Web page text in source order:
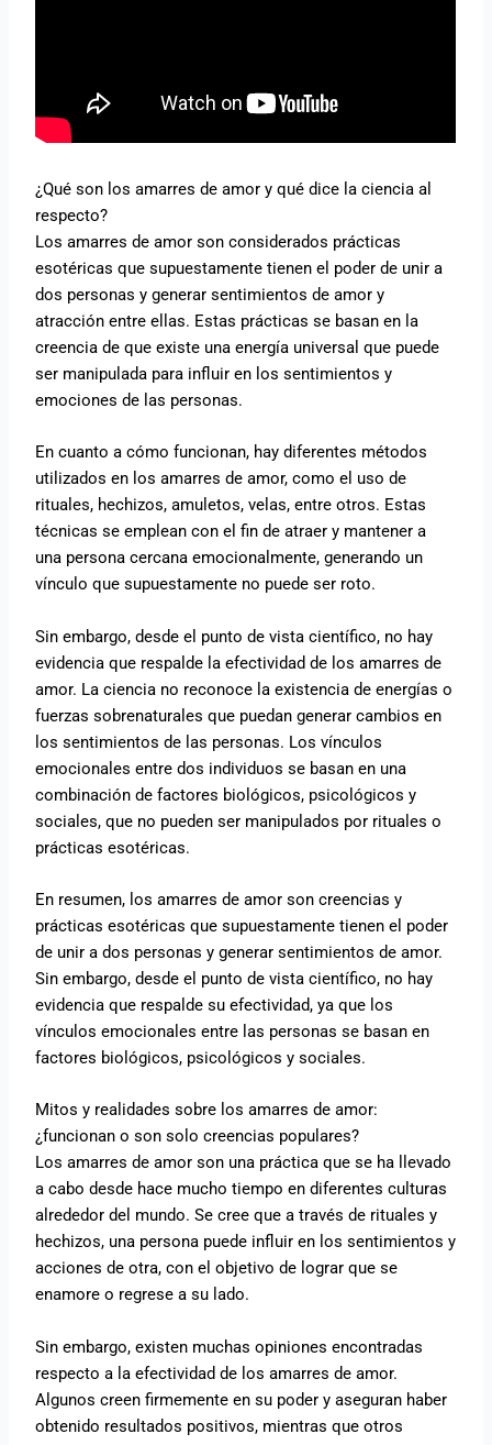
¿Qué son los amarres de amor y qué dice la ciencia al
respecto?
Los amarres de amor son considerados prácticas
esotéricas que supuestamente tienen el poder de unir a
dos personas y generar sentimientos de amor y
atracción entre ellas. Estas prácticas se basan en la
creencia de que existe una energía universal que puede
ser manipulada para influir en los sentimientos y
emociones de las personas.
En cuanto a cómo funcionan, hay diferentes métodos
utilizados en los amarres de amor, como el uso de
rituales, hechizos, amuletos, velas, entre otros. Estas
técnicas se emplean con el fin de atraer y mantener a
una persona cercana emocionalmente, generando un
vínculo que supuestamente no puede ser roto.
Sin embargo, desde el punto de vista científico, no hay
evidencia que respalde la efectividad de los amarres de
amor. La ciencia no reconoce la existencia de energías o
fuerzas sobrenaturales que puedan generar cambios en
los sentimientos de las personas. Los vínculos
emocionales entre dos individuos se basan en una
combinación de factores biológicos, psicológicos y
sociales, que no pueden ser manipulados por rituales o
prácticas esotéricas.
En resumen, los amarres de amor son creencias y
prácticas esotéricas que supuestamente tienen el poder
de unir a dos personas y generar sentimientos de amor.
Sin embargo, desde el punto de vista científico, no hay
evidencia que respalde su efectividad, ya que los
vínculos emocionales entre las personas se basan en
factores biológicos, psicológicos y sociales.
Mitos y realidades sobre los amarres de amor:
¿funcionan o son solo creencias populares?
Los amarres de amor son una práctica que se ha llevado
a cabo desde hace mucho tiempo en diferentes culturas
alrededor del mundo. Se cree que a través de rituales y
hechizos, una persona puede influir en los sentimientos y
acciones de otra, con el objetivo de lograr que se
enamore o regrese a su lado.
Sin embargo, existen muchas opiniones encontradas
respecto a la efectividad de los amarres de amor.
Algunos creen firmemente en su poder y aseguran haber
obtenido resultados positivos, mientras que otros